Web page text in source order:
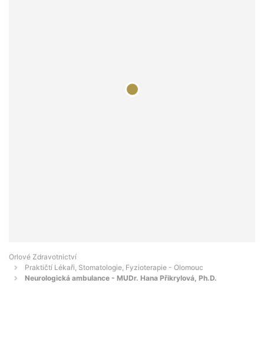
Orlové Zdravotnictví
Praktičtí Lékaři, Stomatologie, Fyzioterapie - Olomouc
Neurologická ambulance - MUDr. Hana Přikrylová, Ph.D.